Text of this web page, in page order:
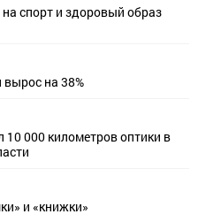
спорт и здоровый образ
на 38%
10 000 километров оптики в
и «книжки»